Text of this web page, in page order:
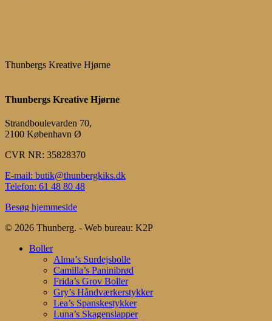
Thunbergs Kreative Hjørne
Thunbergs Kreative Hjørne
Strandboulevarden 70,
2100 København Ø
CVR NR: 35828370
E-mail: butik@thunbergkiks.dk
Telefon: 61 48 80 48
Besøg hjemmeside
© 2026 Thunberg. - Web bureau: K2P
Close
Boller
Alma’s Surdejsbolle
Camilla’s Paninibrød
Frida’s Grov Boller
Gry’s Håndværkerstykker
Lea’s Spanskestykker
Luna’s Skagenslapper